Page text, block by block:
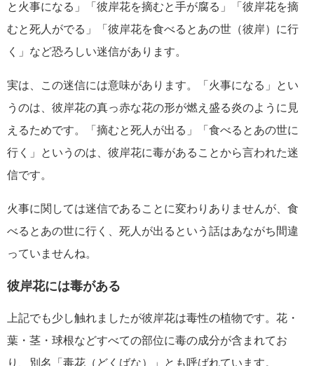
と火事になる」「彼岸花を摘むと手が腐る」「彼岸花を摘
むと死人がでる」「彼岸花を食べるとあの世（彼岸）に行
く」など恐ろしい迷信があります。
実は、この迷信には意味があります。「火事になる」とい
うのは、彼岸花の真っ赤な花の形が燃え盛る炎のように見
えるためです。「摘むと死人が出る」「食べるとあの世に
行く」というのは、彼岸花に毒があることから言われた迷
信です。
火事に関しては迷信であることに変わりありませんが、食
べるとあの世に行く、死人が出るという話はあながち間違
っていませんね。
彼岸花には毒がある
上記でも少し触れましたが彼岸花は毒性の植物です。花・
葉・茎・球根などすべての部位に毒の成分が含まれてお
り、別名「毒花（どくばな）」とも呼ばれています。